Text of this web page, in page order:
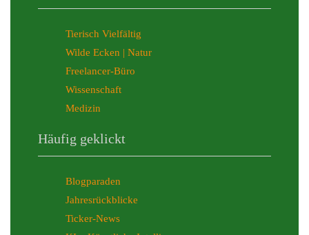
Tierisch Vielfältig
Wilde Ecken | Natur
Freelancer-Büro
Wissenschaft
Medizin
Häufig geklickt
Blogparaden
Jahresrückblicke
Ticker-News